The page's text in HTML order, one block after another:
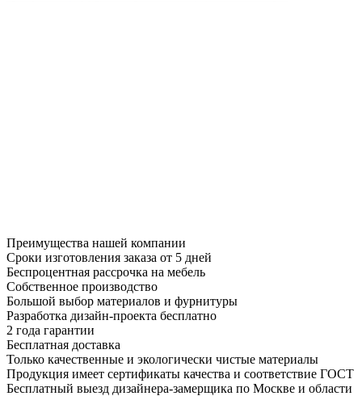
Преимущества нашей компании
Сроки изготовления заказа от 5 дней
Беспроцентная рассрочка на мебель
Собственное производство
Большой выбор материалов и фурнитуры
Разработка дизайн-проекта бесплатно
2 года гарантии
Бесплатная доставка
Только качественные и экологически чистые материалы
Продукция имеет сертификаты качества и соответствие ГОСТ
Бесплатный выезд дизайнера-замерщика по Москве и области